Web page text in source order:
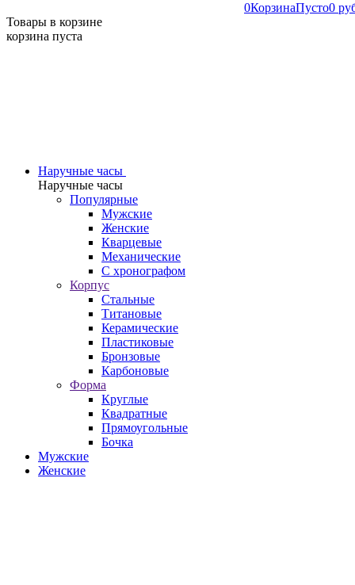
0КорзинаПусто0
Товары в корзине
корзина пуста
Наручные часы
Наручные часы
Популярные
Мужские
Женские
Кварцевые
Механические
С хронографом
Корпус
Стальные
Титановые
Керамические
Пластиковые
Бронзовые
Карбоновые
Форма
Круглые
Квадратные
Прямоугольные
Бочка
Мужские
Женские